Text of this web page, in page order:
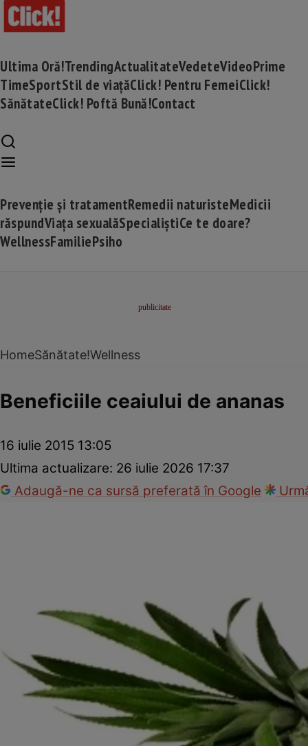
Ultima Oră!TrendingActualitateVedeteVideoPrime
TimeSportStil de viațăClick! Pentru FemeiClick!
SănătateClick! Poftă Bună!Contact
Prevenție și tratamentRemedii naturisteMedicii
răspundViața sexualăSpecialiștiCe te doare?
WellnessFamiliePsiho
HomeSănătate!Wellness
Beneficiile ceaiului de ananas
16 iulie 2015 13:05
Ultima actualizare: 26 iulie 2026 17:37
Adaugă-ne ca sursă preferată în Google